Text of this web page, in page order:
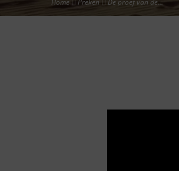
Home Preken De proef van de…